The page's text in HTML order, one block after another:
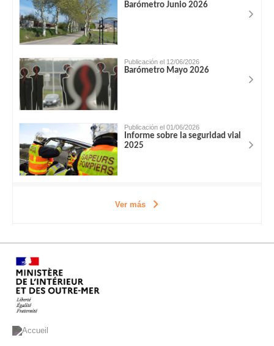
Barómetro Junio 2026
Publicación el 12/06/2026
Barómetro Mayo 2026
Publicación el 01/06/2026
Informe sobre la seguridad vial
2025
Ver más